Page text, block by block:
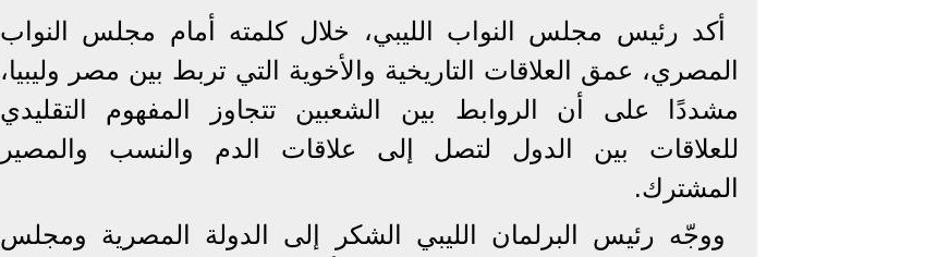
أكد رئيس مجلس النواب الليبي، خلال كلمته أمام مجلس النواب
المصري، عمق العلاقات التاريخية والأخوية التي تربط بين مصر وليبيا،
مشددًا على أن الروابط بين الشعبين تتجاوز المفهوم التقليدي
للعلاقات بين الدول لتصل إلى علاقات الدم والنسب والمصير
المشترك.
ووجّه رئيس البرلمان الليبي الشكر إلى الدولة المصرية ومجلس